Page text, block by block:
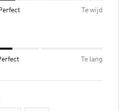
Te wijd
Te lang